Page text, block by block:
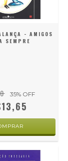
- AMIGOS
SEMPRE
35% OFF